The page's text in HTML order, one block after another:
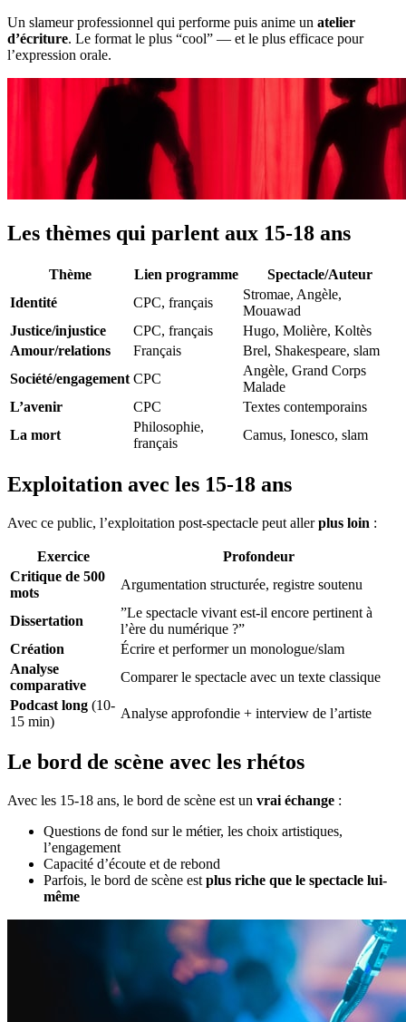
Un slameur professionnel qui performe puis anime un atelier
d’écriture. Le format le plus “cool” — et le plus efficace pour
l’expression orale.
Les thèmes qui parlent aux 15-18 ans
Thème Lien programme
Spectacle/Auteur
Identité
CPC, français
Stromae, Angèle,
Mouawad
Justice/injustice
CPC, français
Hugo, Molière, Koltès
Amour/relations
Français
Brel, Shakespeare, slam
Société/engagement CPC
Angèle, Grand Corps
Malade
L’avenir
CPC
Textes contemporains
La mort
Philosophie,
français
Camus, Ionesco, slam
Exploitation avec les 15-18 ans
Avec ce public, l’exploitation post-spectacle peut allerplus loin :
Exercice
Profondeur
Critique de 500
mots
Argumentation structurée, registre soutenu
Dissertation
”Le spectacle vivant est-il encore pertinent à
l’ère du numérique ?”
Création
Écrire et performer un monologue/slam
Analyse
comparative
Comparer le spectacle avec un texte classique
Podcast long (10-
15 min)
Analyse approfondie + interview de l’artiste
Le bord de scène avec les rhétos
Avec les 15-18 ans, le bord de scène est un vrai échange :
Questions de fond sur le métier, les choix artistiques,
l’engagement
Capacité d’écoute et de rebond
Parfois, le bord de scène est plus riche que le spectacle lui-
même